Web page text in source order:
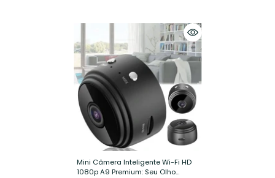
Mini Câmera Inteligente Wi-Fi HD
1080p A9 Premium: Seu Olho